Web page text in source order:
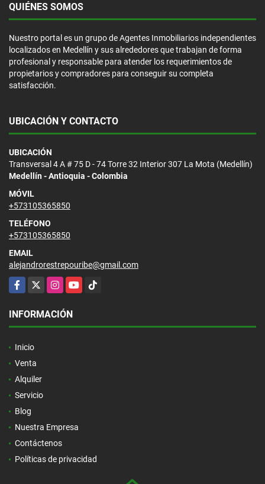
QUIÉNES SOMOS
Nuestro portal es un grupo de Agentes Inmobiliarios independientes
localizados en Medellín y sus alrededores que trabajan de forma
profesional y responsable para atender los requerimientos de
propietarios y compradores para conseguir su completa
satisfacción.
UBICACIÓN Y CONTACTO
UBICACIÓN
Transversal 4 A # 75 D - 74 Torre 32 Interior 307 La Mota (Medellín)
Medellín - Antioquia - Colombia
MÓVIL
+573105365850
TELÉFONO
+573105365850
EMAIL
alejandrorestrepouribe@gmail.com
Facebook
X InstagramYouTubeTikTok
INFORMACIÓN
Inicio
Venta
Alquiler
Servicio
Blog
Nuestra Empresa
Contáctenos
Políticas de privacidad